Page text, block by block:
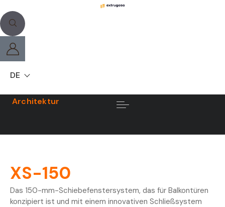
DE
Architektur
XS-150
Das 150-mm-Schiebefenstersystem, das für Balkontüren
konzipiert ist und mit einem innovativen Schließsystem